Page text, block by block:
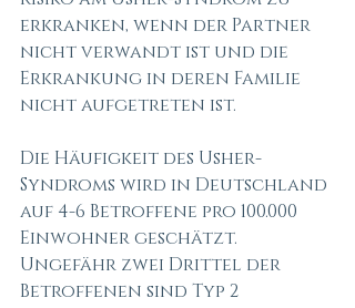
erkranken, wenn der Partner
nicht verwandt ist und die
Erkrankung in deren Familie
nicht aufgetreten ist.
Die Häufigkeit des Usher-
Syndroms wird in Deutschland
auf 4-6 Betroffene pro 100.000
Einwohner geschätzt.
Ungefähr zwei Drittel der
Betroffenen sind Typ 2